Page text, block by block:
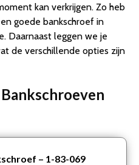
kan verkrijgen. Zo heb
goede bankschroef in
Daarnaast leggen we je
de verschillende opties zijn
– 1-83-069